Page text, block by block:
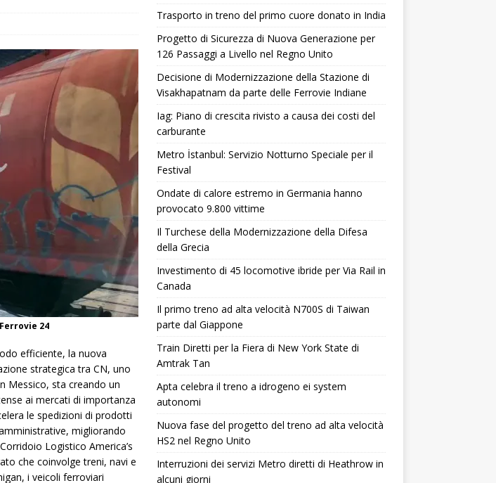
24
efficiente, la nuova
strategica tra CN, uno
Messico, sta creando un
ai mercati di importanza
le spedizioni di prodotti
migliorando
Logistico America’s
che coinvolge treni, navi e
i veicoli ferroviari
Trasporto in treno del primo cuore donato in India
Progetto di Sicurezza di Nuova Generazione per
126 Passaggi a Livello nel Regno Unito
Decisione di Modernizzazione della Stazione di
Visakhapatnam da parte delle Ferrovie Indiane
Iag: Piano di crescita rivisto a causa dei costi del
carburante
Metro İstanbul: Servizio Notturno Speciale per il
Festival
Ondate di calore estremo in Germania hanno
provocato 9.800 vittime
Il Turchese della Modernizzazione della Difesa
della Grecia
Investimento di 45 locomotive ibride per Via Rail in
Canada
Il primo treno ad alta velocità N700S di Taiwan
parte dal Giappone
Train Diretti per la Fiera di New York State di
Amtrak Tan
Apta celebra il treno a idrogeno ei system
autonomi
Nuova fase del progetto del treno ad alta velocità
HS2 nel Regno Unito
Interruzioni dei servizi Metro diretti di Heathrow in
alcuni giorni